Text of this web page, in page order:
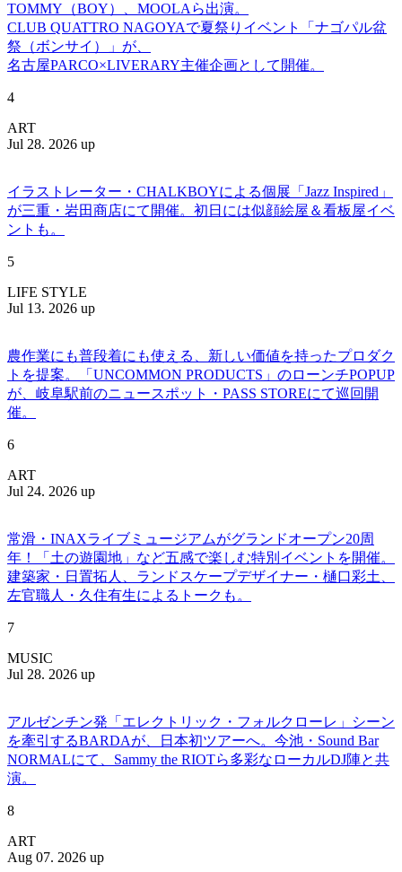
TOMMY（BOY）、MOOLAら出演。
CLUB QUATTRO NAGOYAで夏祭りイベント「ナゴパル盆
祭（ボンサイ）」が、
名古屋PARCO×LIVERARY主催企画として開催。
4
ART
Jul 28. 2026 up
イラストレーター・CHALKBOYによる個展「Jazz Inspired」
が三重・岩田商店にて開催。初日には似顔絵屋＆看板屋イベ
ントも。
5
LIFE STYLE
Jul 13. 2026 up
農作業にも普段着にも使える、新しい価値を持ったプロダク
トを提案。「UNCOMMON PRODUCTS」のローンチPOPUP
が、岐阜駅前のニュースポット・PASS STOREにて巡回開
催。
6
ART
Jul 24. 2026 up
常滑・INAXライブミュージアムがグランドオープン20周
年！「土の遊園地」など五感で楽しむ特別イベントを開催。
建築家・日置拓人、ランドスケープデザイナー・樋口彩土、
左官職人・久住有生によるトークも。
7
MUSIC
Jul 28. 2026 up
アルゼンチン発「エレクトリック・フォルクローレ」シーン
を牽引するBARDAが、日本初ツアーへ。今池・Sound Bar
NORMALにて、Sammy the RIOTら多彩なローカルDJ陣と共
演。
8
ART
Aug 07. 2026 up